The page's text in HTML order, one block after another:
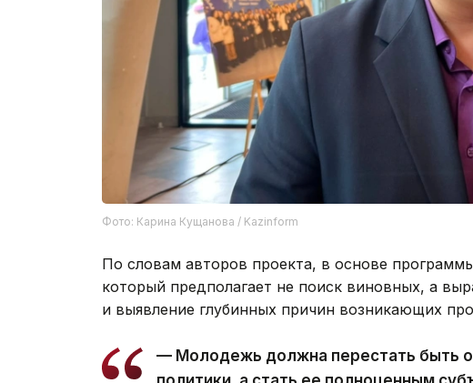
Фото: Карина Кущанова / Kazinform
По словам авторов проекта, в основе
который предполагает не поиск виновных, а
и выявление глубинных причин возникающих
— Молодежь должна перестать быть